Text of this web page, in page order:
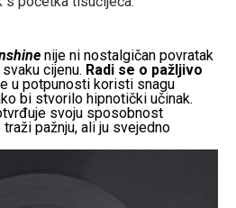
nije ni nostalgičan povratak
cijenu. Radi se o pažljivo
u potpunosti koristi snagu
bi stvorilo hipnotički učinak.
svoju sposobnost
pažnju, ali ju svejedno